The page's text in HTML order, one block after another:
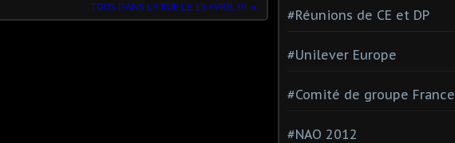
TOUS DANS LA RUE LE 13 AVRIL !!!
#Réunions de CE et DP
#Unilever Europe
#Comité de groupe France
#NAO 2012